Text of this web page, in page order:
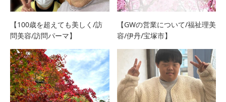
【100歳を超えても美しく/訪
問美容/訪問パーマ】
【GWの営業について/福祉理美
容/伊丹/宝塚市】